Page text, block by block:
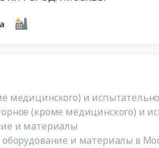
медицинского) и
(кроме медицинского) и
и материалы
и материалы в